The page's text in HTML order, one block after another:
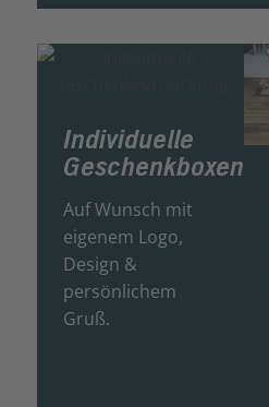
Individuelle
Geschenkboxen
Auf Wunsch mit
eigenem Logo,
Design &
persönlichem
Gruß.